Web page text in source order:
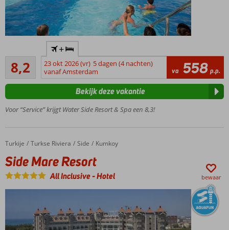
Familiehotel
met ruime,
elegante
(familie)kamers,
zwembad met
vlak bij
privéstrand
aan de
Manavgat
rivier
Kids club,
speeltuintje
vermaak
voor jong
8,2Zeer goed
93
beoordelingen
+
23 okt 2026 (vr) 5 dagen (4 nachten)
vanaf Amsterdam
va 558 p.p.
Voor “Service” krijgt Water Side Resort & Spa een 8,3!
Bekijk deze vakantie
Home
Turkije Turkse Riviera Side Kumkoy
Side Mare Resort
Side Mare Resort
All Inclusive-Hotel bewaar